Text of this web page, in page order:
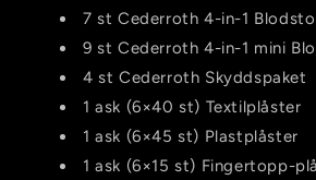
7 st Cederroth 4-in-1
9 st Cederroth 4-in-1 mini
4 st Cederroth Skyddspaket
1 ask (6×40 st) Textilplåster
1 ask (6×45 st) Plastplåster
1 ask (6×15 st) Fingertopp-